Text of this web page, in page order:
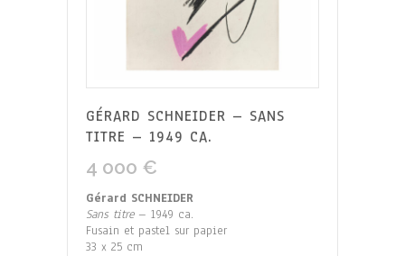
GÉRARD SCHNEIDER – SANS
TITRE – 1949 CA.
4 000 €
Gérard SCHNEIDER
Sans titre– 1949 ca.
Fusain et pastel sur papier
33 x 25 cm